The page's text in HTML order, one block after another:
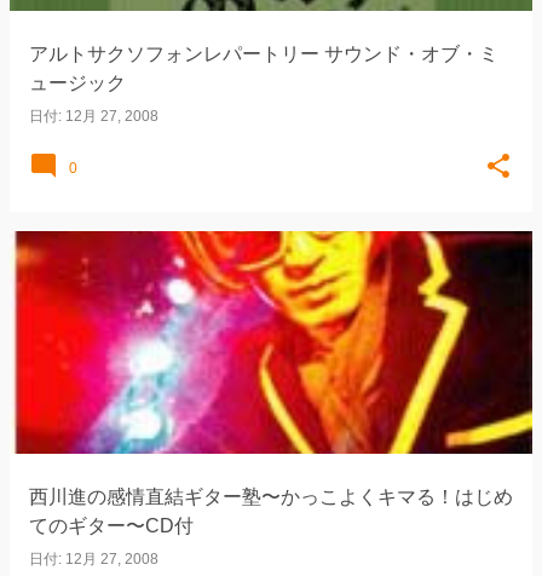
アルトサクソフォンレパートリー サウンド・オブ・ミ
ュージック
日付: 12月 27, 2008
0
西川進の感情直結ギター塾〜かっこよくキマる！はじめ
てのギター〜CD付
日付: 12月 27, 2008